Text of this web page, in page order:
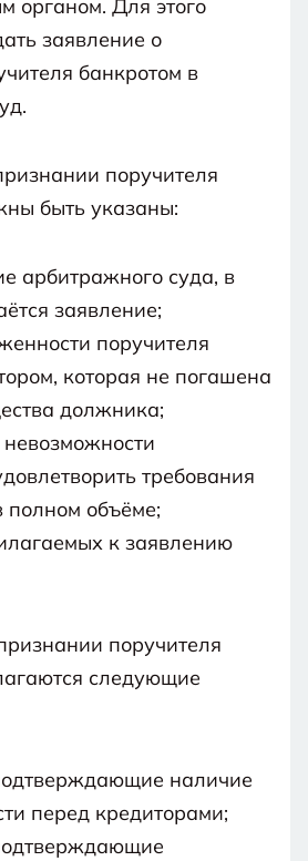
органом. Для этого
заявление о
банкротом в
поручителя
быть указаны:
арбитражного суда, в
заявление;
поручителя
которая не погашена
должника;
требования
полном объёме;
к заявлению
поручителя
следующие
наличие
перед кредиторами;